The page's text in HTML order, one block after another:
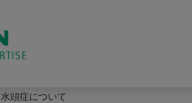
水頭症について